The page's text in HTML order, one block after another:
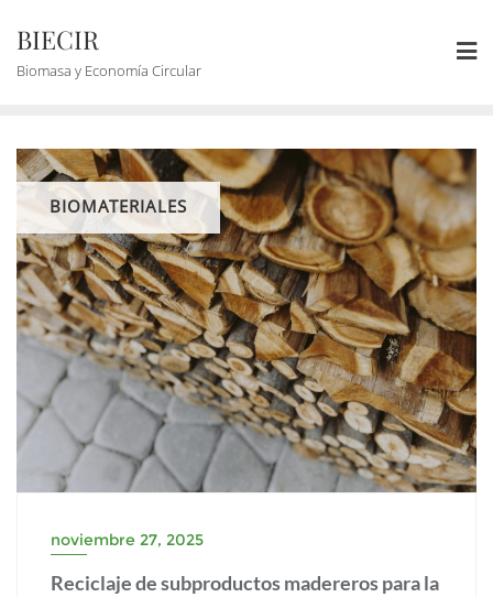
BIECIR
Biomasa y Economía Circular
BIOMATERIALES
noviembre 27, 2025
Reciclaje de subproductos madereros para la